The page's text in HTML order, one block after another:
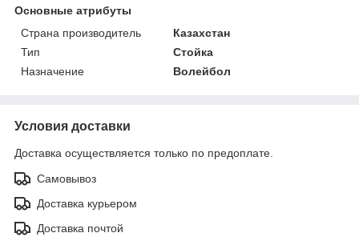
Основные атрибуты
Страна производитель
Казахстан
Тип
Стойка
Назначение
Волейбол
Условия доставки
Доставка осуществляется только по предоплате.
Самовывоз
Доставка курьером
Доставка почтой